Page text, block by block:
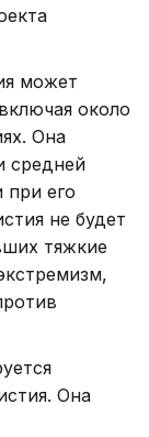
может
около
Она
средней
при его
не будет
тяжкие
Она